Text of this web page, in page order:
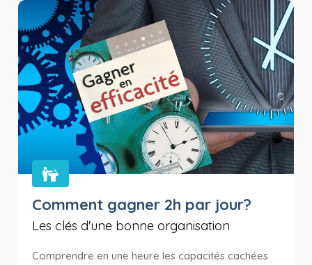
Comment gagner 2h par jour?
Les clés d'une bonne organisation
Comprendre en une heure les capacités cachées